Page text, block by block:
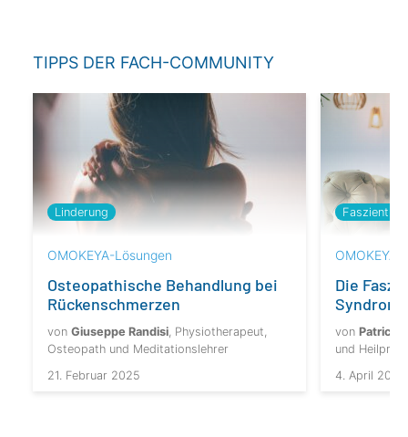
TIPPS DER FACH-COMMUNITY
Linderung
OMOKEYA-Lösungen
Osteopathische Behandlung bei
Rückenschmerzen
von Giuseppe Randisi, Physiotherapeut,
Osteopath und Meditationslehrer
21. Februar 2025
OMOKEYA-
Die
Syndrom
von Patrick
und
4. April 2025